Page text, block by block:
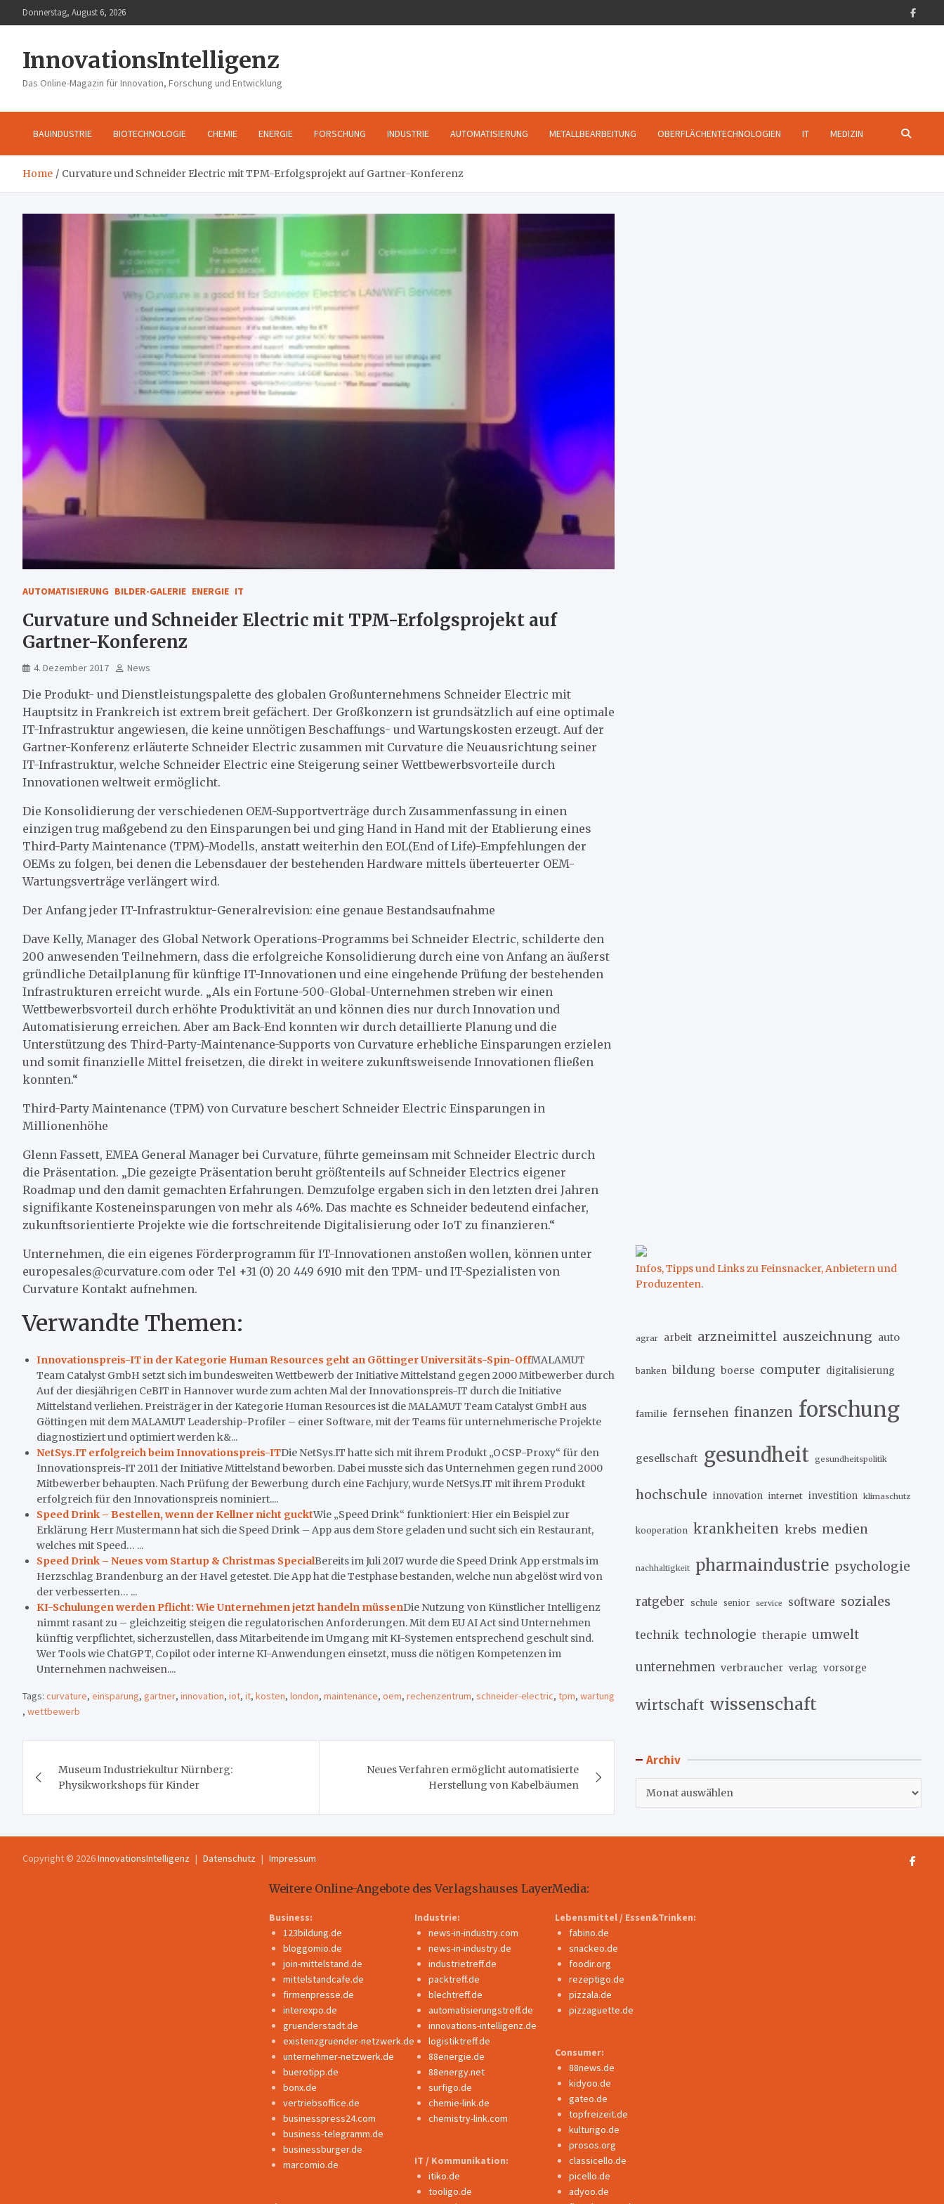
to
Donnerstag, August 6, 2026
InnovationsIntelligenz
Das Online-Magazin für Innovation, Forschung und Entwicklung
BAUINDUSTRIE BIOTECHNOLOGIE CHEMIE ENERGIE FORSCHUNG INDUSTRIE AUTOMATISIERUNG METALLBEARBEITUNG OBERFLÄCHENTECHNOLOGIEN IT MEDIZIN
Home Curvature und Schneider Electric mit TPM-Erfolgsprojekt auf Gartner-Konferenz
AUTOMATISIERUNG BILDER-GALERIE ENERGIE IT
Curvature und Schneider Electric mit TPM-Erfolgsprojekt auf
Gartner-Konferenz
4. Dezember 2017 News
Die Produkt- und Dienstleistungspalette des globalen Großunternehmens Schneider Electric mit
Hauptsitz in Frankreich ist extrem breit gefächert. Der Großkonzern ist grundsätzlich auf eine optimale
IT-Infrastruktur angewiesen, die keine unnötigen Beschaffungs- und Wartungskosten erzeugt. Auf der
Gartner-Konferenz erläuterte Schneider Electric zusammen mit Curvature die Neuausrichtung seiner
IT-Infrastruktur, welche Schneider Electric eine Steigerung seiner Wettbewerbsvorteile durch
Innovationen weltweit ermöglicht.
Die Konsolidierung der verschiedenen OEM-Supportverträge durch Zusammenfassung in einen
einzigen trug maßgebend zu den Einsparungen bei und ging Hand in Hand mit der Etablierung eines
Third-Party Maintenance (TPM)-Modells, anstatt weiterhin den EOL(End of Life)-Empfehlungen der
OEMs zu folgen, bei denen die Lebensdauer der bestehenden Hardware mittels überteuerter OEM-
Wartungsverträge verlängert wird.
Der Anfang jeder IT-Infrastruktur-Generalrevision: eine genaue Bestandsaufnahme
Dave Kelly, Manager des Global Network Operations-Programms bei Schneider Electric, schilderte den
200 anwesenden Teilnehmern, dass die erfolgreiche Konsolidierung durch eine von Anfang an äußerst
gründliche Detailplanung für künftige IT-Innovationen und eine eingehende Prüfung der bestehenden
Infrastrukturen erreicht wurde. „Als ein Fortune-500-Global-Unternehmen streben wir einen
Wettbewerbsvorteil durch erhöhte Produktivität an und können dies nur durch Innovation und
Automatisierung erreichen. Aber am Back-End konnten wir durch detaillierte Planung und die
Unterstützung des Third-Party-Maintenance-Supports von Curvature erhebliche Einsparungen erzielen
und somit finanzielle Mittel freisetzen, die direkt in weitere zukunftsweisende Innovationen fließen
konnten.“
Third-Party Maintenance (TPM) von Curvature beschert Schneider Electric Einsparungen in
Millionenhöhe
Glenn Fassett, EMEA General Manager bei Curvature, führte gemeinsam mit Schneider Electric durch
die Präsentation. „Die gezeigte Präsentation beruht größtenteils auf Schneider Electrics eigener
Roadmap und den damit gemachten Erfahrungen. Demzufolge ergaben sich in den letzten drei Jahren
signifikante Kosteneinsparungen von mehr als 46%. Das machte es Schneider bedeutend einfacher,
zukunftsorientierte Projekte wie die fortschreitende Digitalisierung oder IoT zu finanzieren.“
Unternehmen, die ein eigenes Förderprogramm für IT-Innovationen anstoßen wollen, können unter
europesales@curvature.com oder Tel +31 (0) 20 449 6910 mit den TPM- und IT-Spezialisten von
Curvature Kontakt aufnehmen.
Verwandte Themen:
Innovationspreis-IT in der Kategorie Human Resources geht an Göttinger Universitäts-Spin-OffMALAMUT
Team Catalyst GmbH setzt sich im bundesweiten Wettbewerb der Initiative Mittelstand gegen 2000 Mitbewerber durch
Auf der diesjährigen CeBIT in Hannover wurde zum achten Mal der Innovationspreis-IT durch die Initiative
Mittelstand verliehen. Preisträger in der Kategorie Human Resources ist die MALAMUT Team Catalyst GmbH aus
Göttingen mit dem MALAMUT Leadership-Profiler – einer Software, mit der Teams für unternehmerische Projekte
diagnostiziert und optimiert werden k&...
NetSys.IT erfolgreich beim Innovationspreis-ITDie NetSys.IT hatte sich mit ihrem Produkt „OCSP-Proxy“ für den
Innovationspreis-IT 2011 der Initiative Mittelstand beworben. Dabei musste sich das Unternehmen gegen rund 2000
Mitbewerber behaupten. Nach Prüfung der Bewerbung durch eine Fachjury, wurde NetSys.IT mit ihrem Produkt
erfolgreich für den Innovationspreis nominiert....
Speed Drink – Bestellen, wenn der Kellner nicht gucktWie „Speed Drink“ funktioniert: Hier ein Beispiel zur
Erklärung Herr Mustermann hat sich die Speed Drink – App aus dem Store geladen und sucht sich ein Restaurant,
welches mit Speed… ...
Speed Drink – Neues vom Startup & Christmas SpecialBereits im Juli 2017 wurde die Speed Drink App erstmals im
Herzschlag Brandenburg an der Havel getestet. Die App hat die Testphase bestanden, welche nun abgelöst wird von
der verbesserten… ...
KI-Schulungen werden Pflicht: Wie Unternehmen jetzt handeln müssenDie Nutzung von Künstlicher Intelligenz
nimmt rasant zu – gleichzeitig steigen die regulatorischen Anforderungen. Mit dem EU AI Act sind Unternehmen
künftig verpflichtet, sicherzustellen, dass Mitarbeitende im Umgang mit KI-Systemen entsprechend geschult sind.
Wer Tools wie ChatGPT, Copilot oder interne KI-Anwendungen einsetzt, muss die nötigen Kompetenzen im
Unternehmen nachweisen....
Tags: curvature, einsparung, gartner, innovation, iot, it, kosten, london, maintenance, oem, rechenzentrum, schneider-electric, tpm, wartung
, wettbewerb
Museum Industriekultur Nürnberg:
Physikworkshops für Kinder
Neues Verfahren ermöglicht automatisierte
Herstellung von Kabelbäumen
Infos, Tipps und Links zu Feinsnacker, Anbietern und
Produzenten.
agrar arbeit arzneimittel auszeichnung auto
banken bildung boerse computer digitalisierung
familie fernsehen finanzen forschung
gesellschaft gesundheit gesundheitspolitik
hochschule innovation internet investition klimaschutz
kooperation krankheiten krebs medien
nachhaltigkeit pharmaindustrie psychologie
ratgeber schule senior service software soziales
technik technologie therapie umwelt
unternehmen verbraucher verlag vorsorge
wirtschaft wissenschaft
Archiv
Copyright © 2026InnovationsIntelligenz Datenschutz Impressum
Weitere Online-Angebote des Verlagshauses LayerMedia:
Business:
123bildung.de
bloggomio.de
join-mittelstand.de
mittelstandcafe.de
firmenpresse.de
interexpo.de
gruenderstadt.de
existenzgruender-netzwerk.de
unternehmer-netzwerk.de
buerotipp.de
bonx.de
vertriebsoffice.de
businesspress24.com
business-telegramm.de
businessburger.de
marcomio.de
Industrie:
news-in-industry.com
news-in-industry.de
industrietreff.de
packtreff.de
blechtreff.de
automatisierungstreff.de
innovations-intelligenz.de
logistiktreff.de
88energie.de
88energy.net
surfigo.de
chemie-link.de
chemistry-link.com
IT / Kommunikation:
itiko.de
tooligo.de
Lebensmittel / Essen&Trinken:
fabino.de
snackeo.de
foodir.org
rezeptigo.de
pizzala.de
pizzaguette.de
Consumer:
88news.de
kidyoo.de
gateo.de
topfreizeit.de
kulturigo.de
prosos.org
classicello.de
picello.de
adyoo.de